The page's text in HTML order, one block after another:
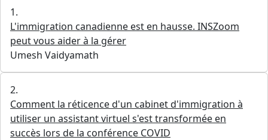
1.
L'immigration canadienne est en hausse. INSZoom
peut vous aider à la gérer
Umesh Vaidyamath
2.
Comment la réticence d'un cabinet d'immigration à
utiliser un assistant virtuel s'est transformée en
succès lors de la conférence COVID